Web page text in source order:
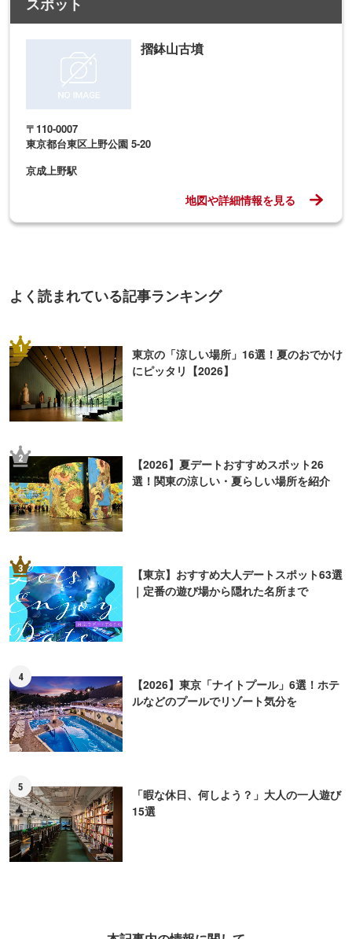
よく読まれている記事ランキング
2
【2026】夏デートおすすめスポット26
3
｜定番の遊び場から隠れた名所まで
ルなどのプールでリゾート気分を
15選
本記事内の情報に関して
※本記事内の情報は2024年07月29日時点のものです。掲載情報は現在と異なる場合があります
ので、事前にご確認ください。
※本記事中の金額表示は、税抜表記のないものはすべて税込です。